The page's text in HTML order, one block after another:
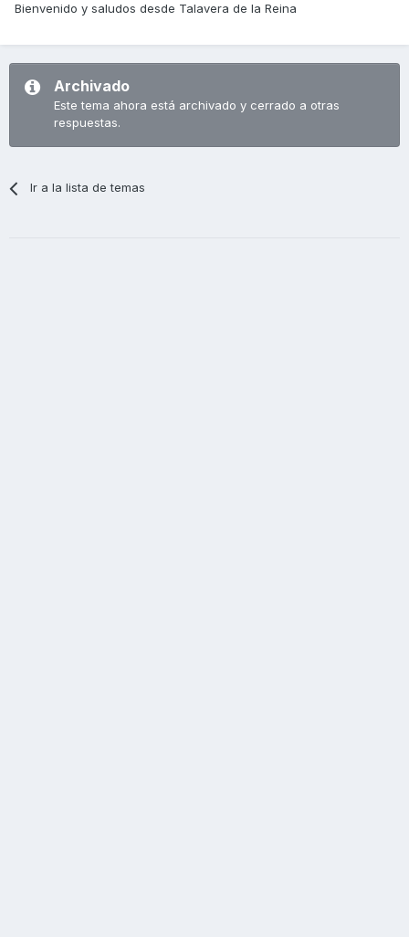
Bienvenido y saludos desde Talavera de la Reina
Archivado
Este tema ahora está archivado y cerrado a otras
respuestas.
Ir a la lista de temas